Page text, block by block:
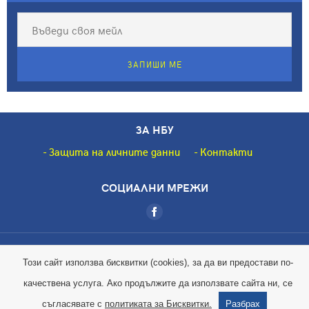
ЗАПИШИ МЕ
ЗА НБУ
Защита на личните данни Контакти
СОЦИАЛНИ МРЕЖИ
Този сайт използва бисквитки (cookies), за да ви предостави по-
качествена услуга. Ако продължите да използвате сайта ни, се
съгласявате с политиката за Бисквитки. Разбрах